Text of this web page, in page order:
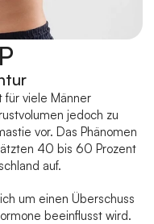
für viele Männer
jedoch zu
vor. Das Phänomen
40 bis 60 Prozent
auf.
um einen Überschuss
beeinflusst wird.